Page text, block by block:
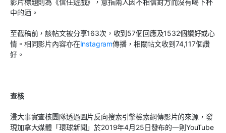
影片標題則為《信任遊戲》，意指兩人因不相信對方而沒有喝下杯
中的酒。
至截稿前，該帖文被分享163次，收到57個回應及1532個讚好或心
情。相同影片內容亦在Instagram傳播，相關帖文收到74,117個讚
好。
查核
浸大事實查核團隊透過圖片反向搜索引擎檢索網傳影片的來源，發
現加拿大媒體「環球新聞」於2019年4月25日發布的一則YouTube